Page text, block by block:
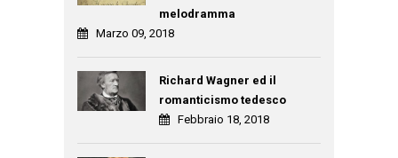
melodramma
Marzo 09, 2018
Richard Wagner ed il
romanticismo tedesco
Febbraio 18, 2018